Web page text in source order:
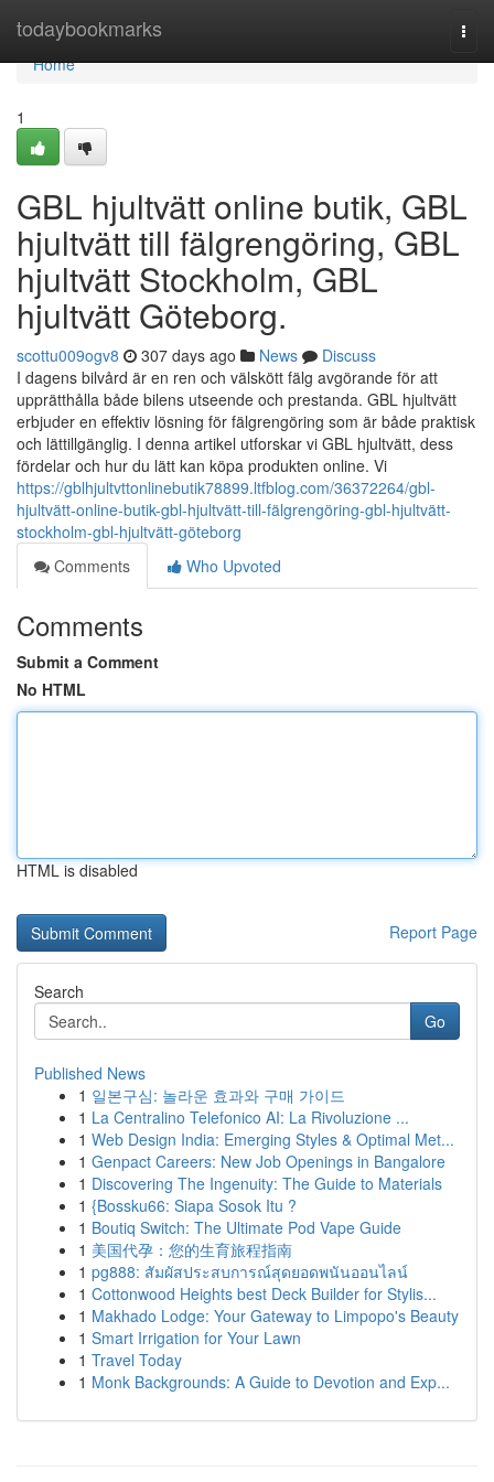
todaybookmarks
Home
Home
1
GBL hjultvätt online butik, GBL
hjultvätt till fälgrengöring, GBL
hjultvätt Stockholm, GBL
hjultvätt Göteborg.
scottu009ogv8 307 days ago News
Discuss
I dagens bilvård är en ren och välskött fälg avgörande för att
upprätthålla både bilens utseende och prestanda. GBL hjultvätt
erbjuder en effektiv lösning för fälgrengöring som är både praktisk
och lättillgänglig. I denna artikel utforskar vi GBL hjultvätt, dess
fördelar och hur du lätt kan köpa produkten online. Vi
https://gblhjultvttonlinebutik78899.ltfblog.com/36372264/gbl-
hjultvätt-online-butik-gbl-hjultvätt-till-fälgrengöring-gbl-hjultvätt-
stockholm-gbl-hjultvätt-göteborg
Comments
Who Upvoted
Comments
Submit a Comment
No HTML
HTML is disabled
Report Page
Search
Go
Published News
1 일본구심: 놀라운 효과와 구매 가이드
1 La Centralino Telefonico AI: La Rivoluzione ...
1 Web Design India: Emerging Styles & Optimal Met...
1 Genpact Careers: New Job Openings in Bangalore
1 Discovering The Ingenuity: The Guide to Materials
1 {Bossku66: Siapa Sosok Itu ?
1 Boutiq Switch: The Ultimate Pod Vape Guide
1 美国代孕：您的生育旅程指南
1 pg888: สัมผัสประสบการณ์สุดยอดพนันออนไลน์
1 Cottonwood Heights best Deck Builder for Stylis...
1 Makhado Lodge: Your Gateway to Limpopo's Beauty
1 Smart Irrigation for Your Lawn
1 Travel Today
1 Monk Backgrounds: A Guide to Devotion and Exp...